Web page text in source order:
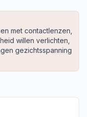
met contactlenzen,
willen verlichten,
gezichtsspanning